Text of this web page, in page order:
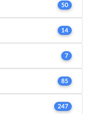
50
14
7
85
247